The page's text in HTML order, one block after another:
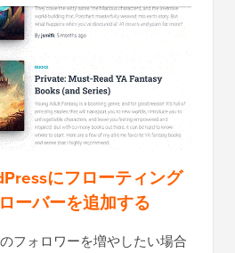
にフローティング
ーバーを追加する
フォロワーを増やしたい場合